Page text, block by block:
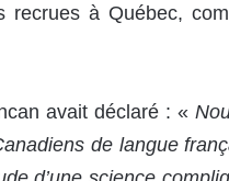
recrues à Québec,
avait déclaré : «
de langue